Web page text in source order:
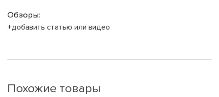
Обзоры:
+добавить статью или видео
Похожие товары